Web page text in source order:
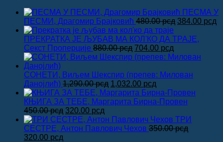
900.00 рсд.
ПЕСМА У
ПЕСМИ, Драгомир Брајковић 480.00рсд Оригинална
је
480.00 рсд.
384.00 рсд
ПРЕКРАТКА ЈЕ ЉУБАВ МА КОЛ'КО ДА ТРАЈЕ,
Секст Проперције 880.00рсд Оригинална
цена
била:
880.00 рсд.
704.00 рсд
цена
704.00 рсд.
СОНЕТИ, Виљем Шекспир (препев: Милован
Данојлић) 1,290.00рсд Оригинална
цена
је
1,290.00 рсд.
1,032.00 рсд
цена
је:
КЊИГА ЗА ТЕБЕ, Маргарита Бирна-Провен
450.00рсд Оригинална
цена
је
320.00 рсд
цена
је:
ТРИ
СЕСТРЕ, Антон Павлович Чехов 350.00рсд
Оригинална
320.00 рсд